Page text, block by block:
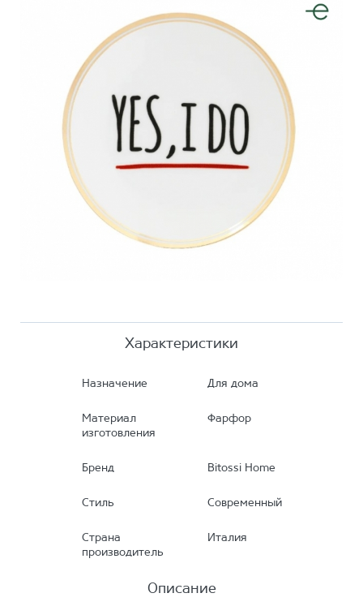
Характеристики
Назначение Для дома
Материал
изготовления
Фарфор
Бренд Bitossi Home
Стиль Современный
Страна
производитель
Италия
Описание